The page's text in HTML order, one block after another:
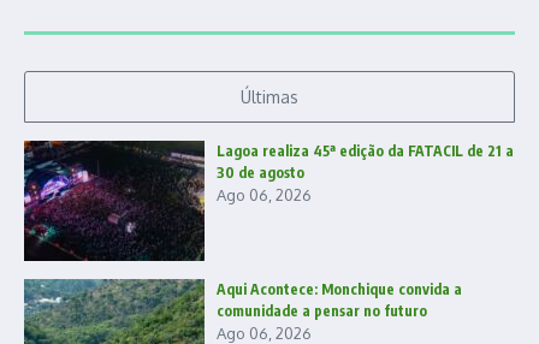
Últimas
Lagoa realiza 45ª edição da FATACIL de 21 a
30 de agosto
Ago 06, 2026
Aqui Acontece: Monchique convida a
comunidade a pensar no futuro
Ago 06, 2026